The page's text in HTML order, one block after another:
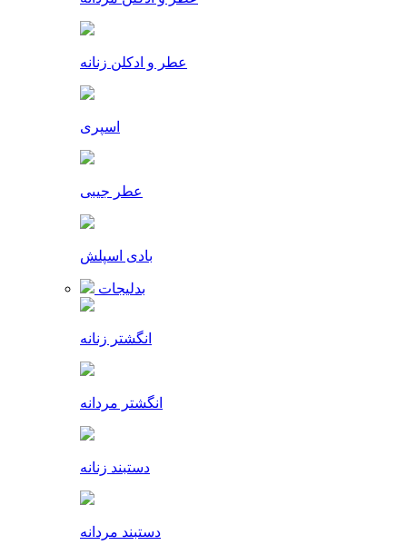
عطر و ادکلن زنانه
اسپری
عطر جیبی
بادی اسپلش
بدلیجات
انگشتر زنانه
انگشتر مردانه
دستبند زنانه
دستبند مردانه